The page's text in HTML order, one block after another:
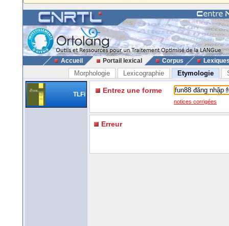
Accueil Portail lexical Corpus
Morphologie Lexicographie Etymologie
TLFi Entrez une forme
notices corrigées
Erreur